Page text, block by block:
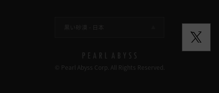
黒い砂漠 - 日本
© Pearl Abyss Corp. All Rights Reserved.